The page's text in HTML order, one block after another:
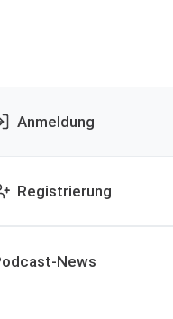
Anmeldung
Registrierung
News